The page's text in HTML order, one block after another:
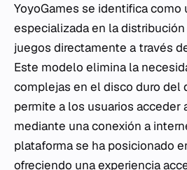
YoyoGames se identifica como
especializada en la
juegos directamente a través
Este modelo elimina la
complejas en el disco duro del
permite a los usuarios acceder
mediante una conexión a
plataforma se ha posicionado
ofreciendo una experiencia